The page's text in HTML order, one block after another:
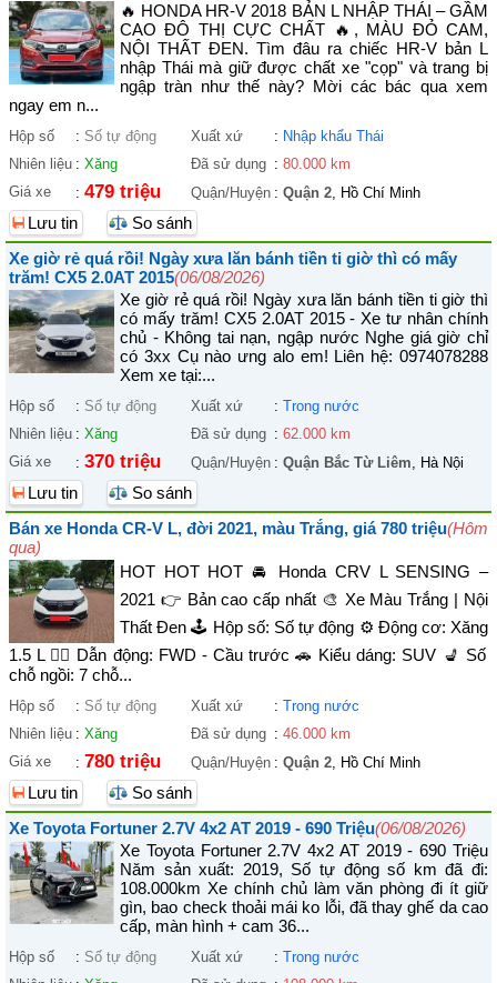
🔥 HONDA HR-V 2018 BẢN L NHẬP THÁI – GẦM
CAO ĐÔ THỊ CỰC CHẤT 🔥, MÀU ĐỎ CAM,
NỘI THẤT ĐEN. Tìm đâu ra chiếc HR-V bản L
nhập Thái mà giữ được chất xe "cọp" và trang bị
ngập tràn như thế này? Mời các bác qua xem
ngay em n...
Hộp số : Số tự động Xuất xứ : Nhập khẩu Thái
Nhiên liệu : Xăng Đã sử dụng : 80.000 km
Giá xe
: 479 triệu Quận/Huyện : Quận 2, Hồ Chí Minh
Lưu tin
So sánh
Xe giờ rẻ quá rồi! Ngày xưa lăn bánh tiền ti giờ thì có mấy
trăm! CX5 2.0AT 2015(06/08/2026)
Xe giờ rẻ quá rồi! Ngày xưa lăn bánh tiền ti giờ thì
có mấy trăm! CX5 2.0AT 2015 - Xe tư nhân chính
chủ - Không tai nạn, ngập nước Nghe giá giờ chỉ
có 3xx Cụ nào ưng alo em! Liên hệ: 0974078288
Xem xe tại:...
Hộp số : Số tự động Xuất xứ : Trong nước
Nhiên liệu : Xăng Đã sử dụng : 62.000 km
Giá xe
: 370 triệu Quận/Huyện : Quận Bắc Từ Liêm, Hà Nội
Lưu tin
So sánh
Bán xe Honda CR-V L, đời 2021, màu Trắng, giá 780 triệu(Hôm
qua)
HOT HOT HOT 🚘 Honda CRV L SENSING –
2021 👉 Bản cao cấp nhất 🎨 Xe Màu Trắng | Nội
Thất Đen 🕹️ Hộp số: Số tự động ⚙️ Động cơ: Xăng
1.5 L 🚴‍♀️ Dẫn động: FWD - Cầu trước 🚗 Kiểu dáng: SUV 💺 Số
chỗ ngồi: 7 chỗ...
Hộp số : Số tự động Xuất xứ : Trong nước
Nhiên liệu : Xăng Đã sử dụng : 46.000 km
Giá xe
: 780 triệu Quận/Huyện : Quận 2, Hồ Chí Minh
Lưu tin
So sánh
Xe Toyota Fortuner 2.7V 4x2 AT 2019 - 690 Triệu(06/08/2026)
Xe Toyota Fortuner 2.7V 4x2 AT 2019 - 690 Triệu
Năm sản xuất: 2019, Số tự động số km đã đi:
108.000km Xe chính chủ làm văn phòng đi ít giữ
gìn, bao check thoải mái ko lỗi, đã thay ghế da cao
cấp, màn hình + cam 36...
Hộp số : Số tự động Xuất xứ : Trong nước